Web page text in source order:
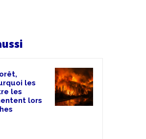
les
les
lors